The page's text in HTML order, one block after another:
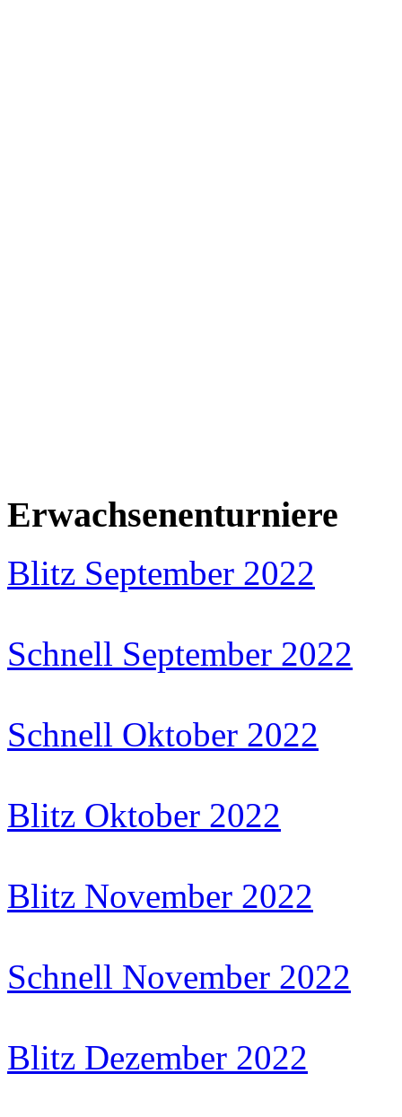
Erwachsenenturniere
Blitz September 2022
Schnell September 2022
Schnell Oktober 2022
Blitz Oktober 2022
Blitz November 2022
Schnell November 2022
Blitz Dezember 2022